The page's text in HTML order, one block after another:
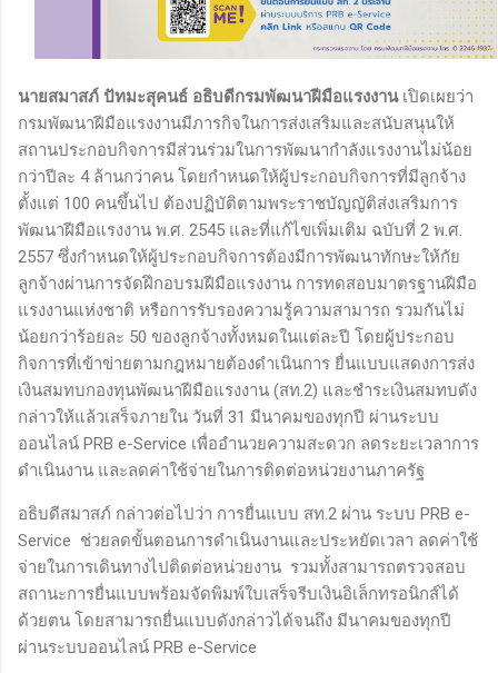
นายสมาสภ์ ปัทมะสุคนธ์ อธิบดีกรมพัฒนาฝีมือแรงงานเปิดเผยว่า
กรมพัฒนาฝีมือแรงงานมีภารกิจในการส่งเสริมและสนับสนุนให้
สถานประกอบกิจการมีส่วนร่วมในการพัฒนากำลังแรงงานไม่น้อย
กว่าปีละ 4 ล้านกว่าคน โดยกำหนดให้ผู้ประกอบกิจการที่มีลูกจ้าง
ตั้งแต่ 100 คนขึ้นไป ต้องปฏิบัติตามพระราชบัญญัติส่งเสริมการ
พัฒนาฝีมือแรงงาน พ.ศ. 2545 และที่แก้ไขเพิ่มเติม ฉบับที่ 2 พ.ศ.
2557 ซึ่งกำหนดให้ผู้ประกอบกิจการต้องมีการพัฒนาทักษะให้กัย
ลูกจ้างผ่านการจัดฝึกอบรมฝีมือแรงงาน การทดสอบมาตรฐานฝีมือ
แรงงานแห่งชาติ หรือการรับรองความรู้ความสามารถ รวมกันไม่
น้อยกว่าร้อยละ 50 ของลูกจ้างทั้งหมดในแต่ละปี โดยผู้ประกอบ
กิจการที่เข้าข่ายตามกฎหมายต้องดำเนินการ ยื่นแบบแสดงการส่ง
เงินสมทบกองทุนพัฒนาฝีมือแรงงาน (สท.2) และชำระเงินสมทบดัง
กล่าวให้แล้วเสร็จภายใน วันที่ 31 มีนาคมของทุกปี ผ่านระบบ
ออนไลน์ PRB e-Service เพื่ออำนวยความสะดวก ลดระยะเวลาการ
ดำเนินงาน และลดค่าใช้จ่ายในการติดต่อหน่วยงานภาครัฐ
อธิบดีสมาสภ์ กล่าวต่อไปว่า การยื่นแบบ สท.2 ผ่าน ระบบ PRB e-
Service ช่วยลดขั้นตอนการดำเนินงานและประหยัดเวลา ลดค่าใช้
จ่ายในการเดินทางไปติดต่อหน่วยงาน รวมทั้งสามารถตรวจสอบ
สถานะการยื่นแบบพร้อมจัดพิมพ์ใบเสร็จรีบเงินอิเล็กทรอนิกส์ได้
ด้วยตน โดยสามารถยื่นแบบดังกล่าวได้จนถึง มีนาคมของทุกปี
ผ่านระบบออนไลน์ PRB e-Service